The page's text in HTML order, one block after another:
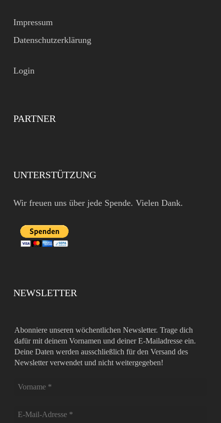
Impressum
Datenschutzerklärung
Login
PARTNER
UNTERSTÜTZUNG
Wir freuen uns über jede Spende. Vielen Dank.
NEWSLETTER
Abonniere unseren wöchentlichen Newsletter. Trage dich
dafür mit deinem Vornamen und deiner E-Mailadresse ein.
Deine Daten werden ausschließlich für den Versand des
Newsletter verwendet und nicht weitergegeben!